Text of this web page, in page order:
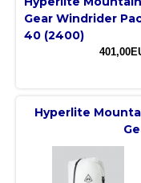
Gear Windrider
40 (2400)
Hyperlite